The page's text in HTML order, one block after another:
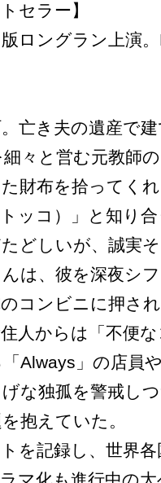
セラー】
版ロングラン上演
亡き夫の遺産で
々と営む元教師
財布を拾ってく
ッコ）」と知り
どしいが、誠実
は、彼を深夜シ
コンビニに押さ
人からは「不便
Always」の店員
な独孤を警戒し
抱えていた。
を記録し、世界各